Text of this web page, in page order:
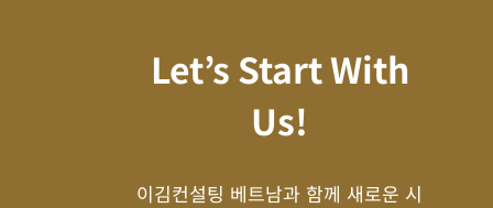
Let’s Start With
Us!
이김컨설팅 베트남과 함께 새로운 시